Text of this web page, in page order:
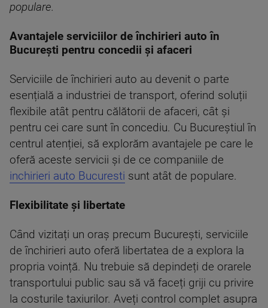
populare.
Avantajele serviciilor de închirieri auto în
București pentru concedii și afaceri
Serviciile de închirieri auto au devenit o parte
esențială a industriei de transport, oferind soluții
flexibile atât pentru călătorii de afaceri, cât și
pentru cei care sunt în concediu. Cu Bucureștiul în
centrul atenției, să explorăm avantajele pe care le
oferă aceste servicii și de ce companiile de
inchirieri auto Bucuresti sunt atât de populare.
Flexibilitate și libertate
Când vizitați un oraș precum București, serviciile
de închirieri auto oferă libertatea de a explora la
propria voință. Nu trebuie să depindeți de orarele
transportului public sau să vă faceți griji cu privire
la costurile taxiurilor. Aveți control complet asupra